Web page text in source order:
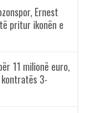
Ernest
pritur ikonën e
11 milionë euro,
3-